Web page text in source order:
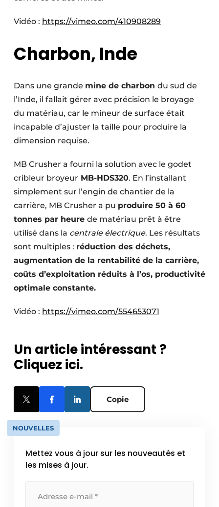
Vidéo : https://vimeo.com/410908289
Charbon, Inde
Dans une grande mine de charbon du sud de
l’Inde, il fallait gérer avec précision le broyage
du matériau, car le mineur de surface était
incapable d’ajuster la taille pour produire la
dimension requise.
MB Crusher a fourni la solution avec le godet
cribleur broyeur MB-HDS320. En l’installant
simplement sur l’engin de chantier de la
carrière, MB Crusher a pu produire 50 à 60
tonnes par heure de matériau prêt à être
utilisé dans la centrale électrique. Les résultats
sont multiples : réduction des déchets,
augmentation de la rentabilité de la carrière,
coûts d’exploitation réduits à l’os, productivité
optimale constante.
Vidéo : https://vimeo.com/554653071
Un article intéressant ?
Cliquez ici.
Copie
NOUVELLES
Mettez vous à jour sur les nouveautés et
les mises à jour.